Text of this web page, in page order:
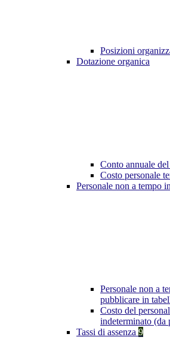
Posizioni
Dotazione organica
Conto annuale
Costo personale
Personale non a tempo
Personale non a
pubblicare in
Costo del
indeterminato (da
Tassi di assenza 9